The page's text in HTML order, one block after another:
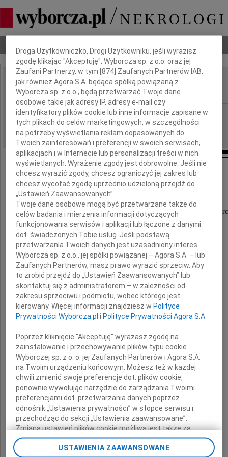
IMIĘ I NAZWISKO: Daniel Olejnik
REGION: Katowice
DATA EMISJI: 25.04.2023
Rodzinie oraz Bliskim
wyrazy głębokiego współczucia z powodu
ukochanego Syna, Ojca, Męża oraz Brata
Pana
Daniela Olejnika
Wiceprezesa Grupy Delta Trans
składają
współpracownicy
Dbamy o Twoją prywatność
Droga Użytkowniczko, Drogi Użytkowniku, jeśli wyrazisz
zgodę klikając "Akceptuję", Wyborcza sp. z o.o. oraz jej
Zaufani Partnerzy, w tym [874 ] Zaufanych Partnerów IAB,
jak również Agora S.A. będąca spółką powiązaną z
Wyborcza sp. z o.o., będą przetwarzać Twoje dane
osobowe takie jak adresy IP, adresy e-mail czy
identyfikatory plików cookie lub inne informacje zapisane w
tych plikach do celów marketingowych, w szczególności
na potrzeby wyświetlania reklam dopasowanych do
Twoich zainteresowań i preferencji w swoich serwisach,
aplikacjach i w Internecie lub personalizacji treści w nich
wyświetlanych. Wyrażenie zgody jest dobrowolne. Jeśli nie
chcesz wyrazić zgody, chcesz ograniczyć jej zakres lub
chcesz wycofać zgodę uprzednio udzieloną przejdź do
„Ustawień Zaawansowanych”.
Twoje dane osobowe mogą być przetwarzane także do
celów badania i mierzenia informacji dotyczących
funkcjonowania serwisów i aplikacji lub łączone z danymi
dot. świadczonych Tobie usług. Jeśli podstawą
przetwarzania Twoich danych jest uzasadniony interes
Wyborcza sp. z o.o., jej spółki powiązanej – Agora S.A. – lub
Zaufanych Partnerów, masz prawo wyrazić sprzeciw. Aby
to zrobić przejdź do „Ustawień Zaawansowanych” lub
skontaktuj się z administratorem – w zależności od
zakresu sprzeciwu i podmiotu, wobec którego jest
kierowany. Więcej informacji znajdziesz w Polityce
Prywatności Wyborcza.pl i Polityce Prywatności Agora S.A.
Poprzez kliknięcie "Akceptuję" wyrażasz zgodę na
zainstalowanie i przechowywanie plików typu cookie
Wyborczej sp. z o. o. jej Zaufanych Partnerów i Agora S.A.
na Twoim urządzeniu końcowym. Możesz też w każdej
chwili zmienić swoje preferencje dot. plików cookie,
ponownie wywołując narzędzie do zarządzania Twoimi
preferencjami dot. przetwarzania danych poprzez
odnośnik „Ustawienia prywatności” w stopce serwisu i
przechodząc do sekcji „Ustawienia zaawansowane”.
Zmiana ustawień plików cookie możliwa jest także za
pomocą ustawień przeglądarki.
USTAWIENIA ZAAWANSOWANE